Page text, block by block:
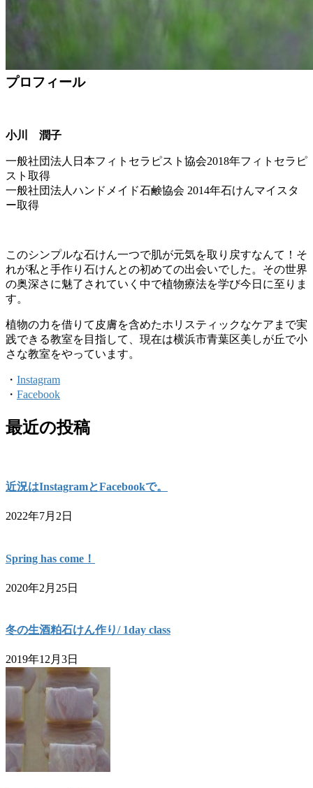
プロフィール
小川 潤子
一般社団法人日本フィトセラピスト協会2018年フィトセラピ
スト取得
一般社団法人ハンドメイド石鹸協会 2014年石けんマイスタ
ー取得
このシンプルな石けん一つで肌が元気を取り戻すなんて！そ
れが私と手作り石けんとの初めての出会いでした。その世界
の奥深さに魅了されていく中で植物療法を学び今日に至りま
す。
植物の力を借りて皮膚を含めたホリスティックなケアまで実
践できる教室を目指して、現在は横浜市青葉区美しが丘で小
さな教室をやっています。
・ Instagram
・ Facebook
最近の投稿
近況はInstagramとFacebookで。
2022年7月2日
Spring has come！
2020年2月25日
冬の生酒粕石けん作り/ 1day class
2019年12月3日